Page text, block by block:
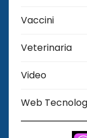
Vaccini
Veterinaria
Video
Web